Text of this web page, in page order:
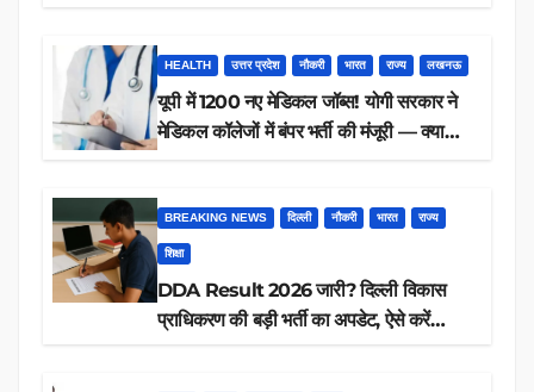
HEALTH उत्तर प्रदेश नौकरी भारत राज्य लखनऊ
यूपी में 1200 नए मेडिकल जॉब्स! योगी सरकार ने
मेडिकल कॉलेजों में बंपर भर्ती की मंजूरी — क्या
BREAKING NEWS दिल्ली नौकरी भारत राज्य
शिक्षा
DDA Result 2026 जारी? दिल्ली विकास
प्राधिकरण की बड़ी भर्ती का अपडेट, ऐसे करें